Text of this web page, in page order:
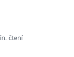
čtení